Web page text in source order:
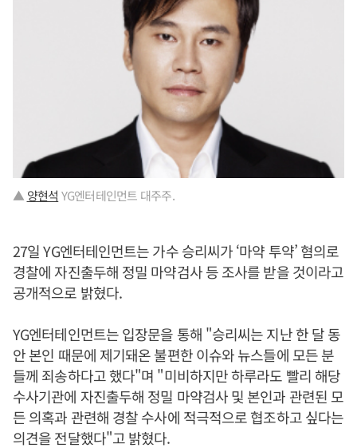
▲양현석 YG엔터테인먼트 대주주.
27일 YG엔터테인먼트는 가수 승리씨가 ‘마약 투약’ 혐의로
경찰에 자진출두해 정밀 마약검사 등 조사를 받을 것이라고
공개적으로 밝혔다.
YG엔터테인먼트는 입장문을 통해 "승리씨는 지난 한 달 동
안 본인 때문에 제기돼온 불편한 이슈와 뉴스들에 모든 분
들께 죄송하다고 했다"며 "미비하지만 하루라도 빨리 해당
수사기관에 자진출두해 정밀 마약검사 및 본인과 관련된 모
든 의혹과 관련해 경찰 수사에 적극적으로 협조하고 싶다는
의견을 전달했다"고 밝혔다.